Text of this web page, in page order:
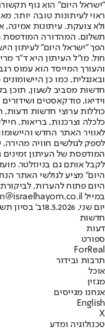
"ישראל היום" הוא גוף
ראוי לעיתונות טובה יותר,
ולא צועקת. עיתונות אמינה,
הפך "ישראל היום" לעיתון
חול. מו"ל העיתון היא ד"ר
והעורך המייסד הוא עמוס
חדשות מסביב לשעון, תוכן
וידיאו, פודקאסטים
כוללות ערוצי חדשות ודעות,
לאוויר האתר החדש
לספק לגולשים חוויה
המודפסת של העיתון
לקבל אותם גם בניוזלטר.
היום" מציע לגולשי האתר
היום פתוח להערות,
במייל hayom@israelhayom.co.il.
יום שני, 18.5.2026
ב' בסיון
חדשות
דעות
ספורט
ForReal
תרבות ובידור
אוכל
מגזין
אנחנו מגייסים
English
X
טכנולוגיה ומדע